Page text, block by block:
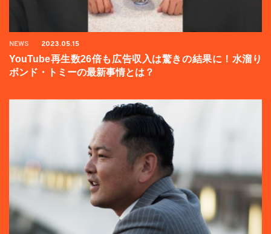
NEWS 2023.05.15
YouTube再生数26倍も広告収入は驚きの結果に！水溜り
ボンド・トミーの最新事情とは？